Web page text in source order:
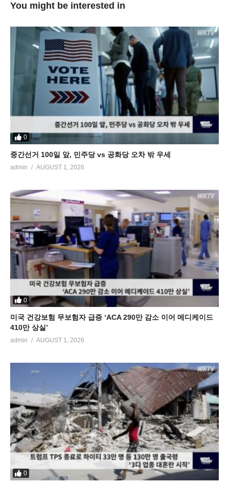
You might be interested in
0
중간선거 100일 앞, 민주당 vs 공화당 오차 밖 우세
admin AUGUST 1, 2026
0
미국 건강보험 무보험자 급증 ‘ACA 290만 감소 이어 메디케이드
410만 상실’
admin AUGUST 1, 2026
0